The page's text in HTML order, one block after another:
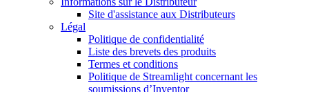
Site d'assistance aux Distributeurs
Légal
Politique de confidentialité
Liste des brevets des produits
Termes et conditions
Politique de Streamlight concernant les
soumissions d’Inventor